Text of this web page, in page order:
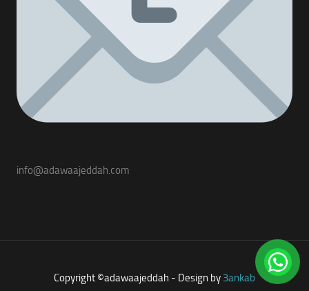
info@adawaajeddah.com
Copyright ©adawaajeddah - Design by3ankab